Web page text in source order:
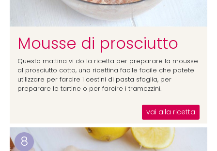
Mousse di prosciutto
Questa mattina vi do la ricetta per preparare la mousse
al prosciutto cotto, una ricettina facile facile che potete
utilizzare per farcire i cestini di pasta sfoglia, per
preparare le tartine o per farcire i tramezzini.
vai alla ricetta
8